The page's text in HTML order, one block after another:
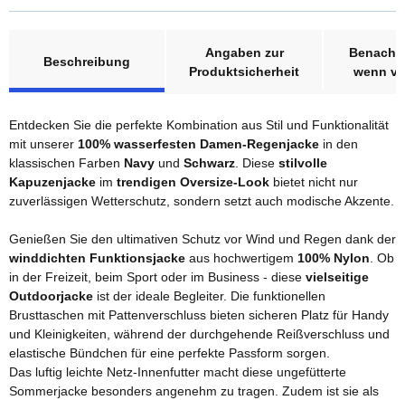
Beschreibung
Angaben zur
Produktsicherheit
wenn
Entdecken Sie die perfekte Kombination aus Stil und Funktionalität
mit unserer 100% wasserfesten Damen-Regenjacke in den
klassischen Farben Navy und Schwarz. Diese stilvolle
Kapuzenjacke im trendigen Oversize-Look bietet nicht nur
zuverlässigen Wetterschutz, sondern setzt auch modische Akzente.
Genießen Sie den ultimativen Schutz vor Wind und Regen dank der
winddichten Funktionsjacke aus hochwertigem 100% Nylon. Ob
in der Freizeit, beim Sport oder im Business - diese vielseitige
Outdoorjacke ist der ideale Begleiter. Die funktionellen
Brusttaschen mit Pattenverschluss bieten sicheren Platz für Handy
und Kleinigkeiten, während der durchgehende Reißverschluss und
elastische Bündchen für eine perfekte Passform sorgen.
Das luftig leichte Netz-Innenfutter macht diese ungefütterte
Sommerjacke besonders angenehm zu tragen. Zudem ist sie als